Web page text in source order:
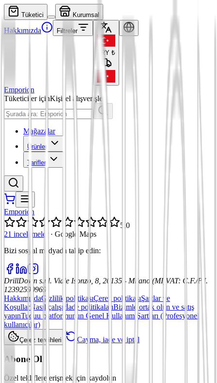
Tüketici Kurumsal
Hakkımızda Filtreler
TRY ₺
Emporion
Tüketiciler içinKişisel alışverişler
Mağazalar
Ürünler
Tarifler
Emporion
5,0
21 incelemeler
· Google Maps
Bizi sosyal medyada takip edin:
DrillDown s.r.l. Viale Isonzo, 8, 20135 - Milano (MI) VAT: C.F./P.I.
12392590969
HakkımızdaGizlilik politikasıÇerez politikasıŞartlar ve
KoşullarNasıl çalışırİade politikalarıBizimle ortak olun ve satış
yapınTuduu platformunun Genel Kullanım Şartları (Profesyonel
kullanıcılar)
Çerez tercihleri Cayma, iade ve iptal
Abone Ol
Özel tekliflere erişmek için kaydolun